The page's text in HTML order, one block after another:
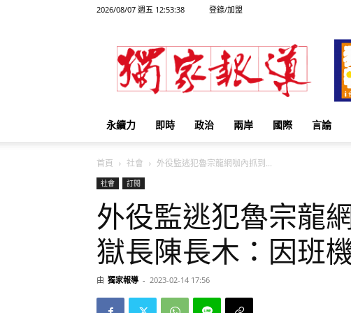
2026/08/07 週五 12:53:38 登錄/加盟
獨
家
報
永續力 即時 政治 兩岸 國際 言論
首頁 社會 外役監逃犯魯宗龍網咖內抓到...
社會 訂閱
外役監逃犯魯宗龍
獄長陳長木：因班
由 獨家報導 - 2023-02-14 17:56